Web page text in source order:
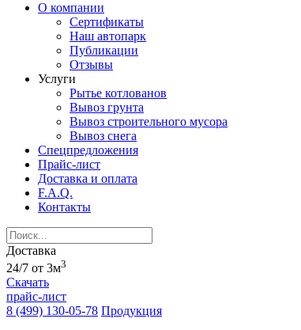
О компании
Сертификаты
Наш автопарк
Публикации
Отзывы
Услуги
Рытье котлованов
Вывоз грунта
Вывоз строительного мусора
Вывоз снега
Спецпредложения
Прайс-лист
Доставка и оплата
F.A.Q.
Контакты
Доставка
24/7 от 3м3
Скачать
прайс-лист
8 (499) 130-05-78 Продукция